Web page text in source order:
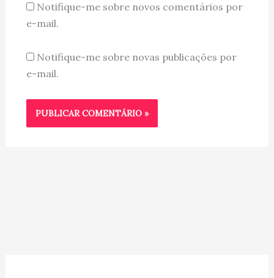
Notifique-me sobre novos comentários por
e-mail.
Notifique-me sobre novas publicações por
e-mail.